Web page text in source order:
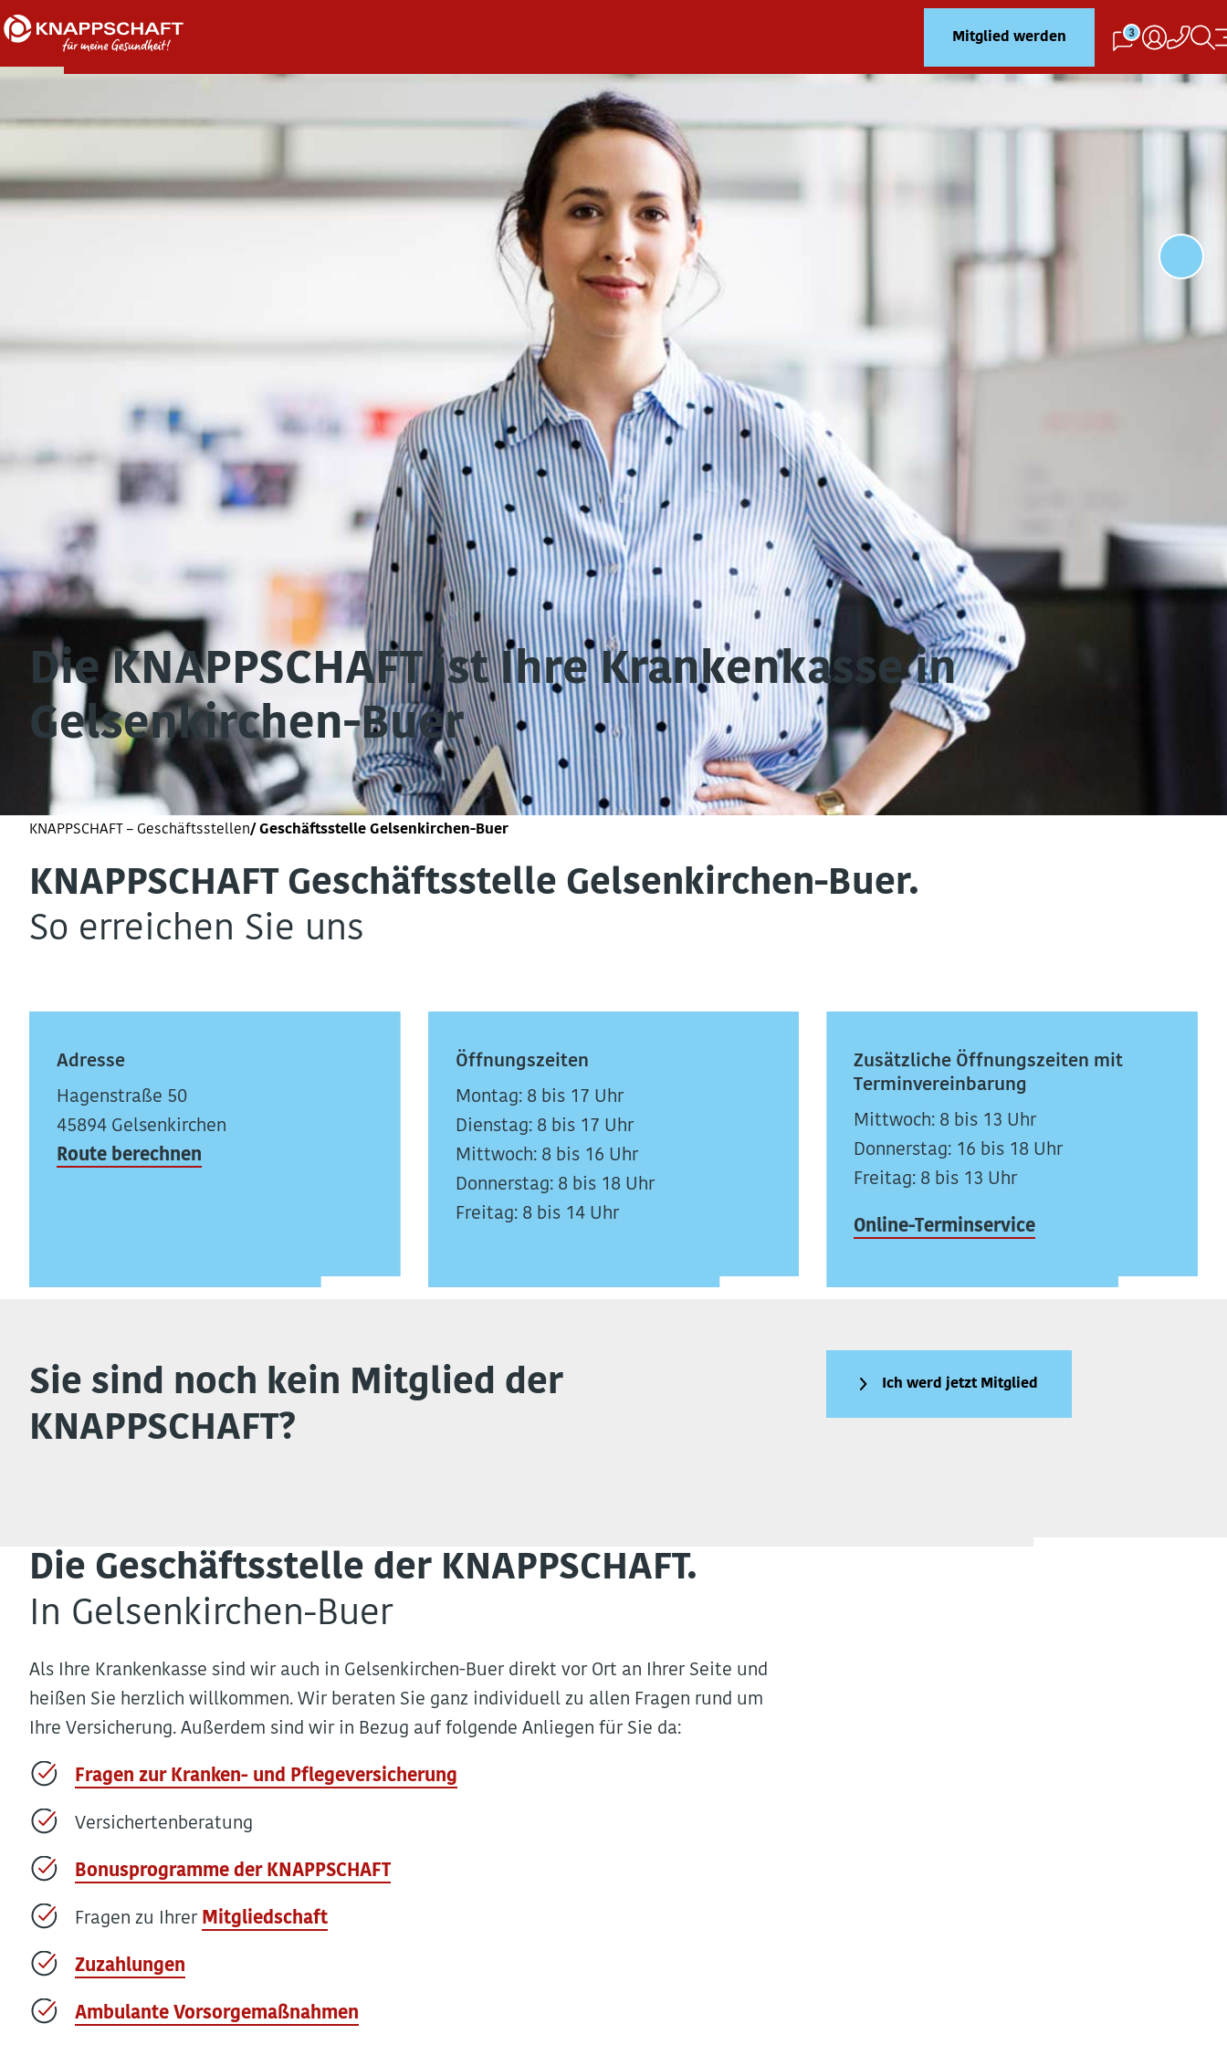
Mitglied werden 3
Die KNAPPSCHAFT ist Ihre Krankenkasse in
Gelsenkirchen-Buer
KNAPPSCHAFT – Geschäftsstellen Geschäftsstelle Gelsenkirchen-Buer
KNAPPSCHAFT Ge­schäfts­stel­le Gelsenkirchen-Buer.
So erreichen Sie uns
Adresse
Hagenstraße 50
45894 Gelsenkirchen
Route berechnen
Öffnungszeiten
Montag: 8 bis 17 Uhr
Dienstag: 8 bis 17 Uhr
Mittwoch: 8 bis 16 Uhr
Donnerstag: 8 bis 18 Uhr
Freitag: 8 bis 14 Uhr
Zusätzliche Öffnungszeiten mit
Terminvereinbarung
Mittwoch: 8 bis 13 Uhr
Donnerstag: 16 bis 18 Uhr
Freitag: 8 bis 13 Uhr
Online-Terminservice
Sie sind noch kein Mitglied der
KNAPPSCHAFT?
Ich werd jetzt Mitglied
Die Geschäftsstelle der KNAPPSCHAFT.
In Gelsenkirchen-Buer
Als Ihre Krankenkasse sind wir auch in Gelsenkirchen-Buer direkt vor Ort an Ihrer Seite und
heißen Sie herzlich willkommen. Wir beraten Sie ganz individuell zu allen Fragen rund um
Ihre Versicherung. Außerdem sind wir in Bezug auf folgende Anliegen für Sie da:
Fragen zur Kranken- und Pflegeversicherung
Versichertenberatung
Bonusprogramme der KNAPPSCHAFT
Fragen zu Ihrer Mitgliedschaft
Zuzahlungen
Ambulante Vorsorgemaßnahmen